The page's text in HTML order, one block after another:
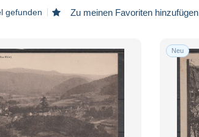
gefunden Zu meinen Favoriten hinzufügen
Neu